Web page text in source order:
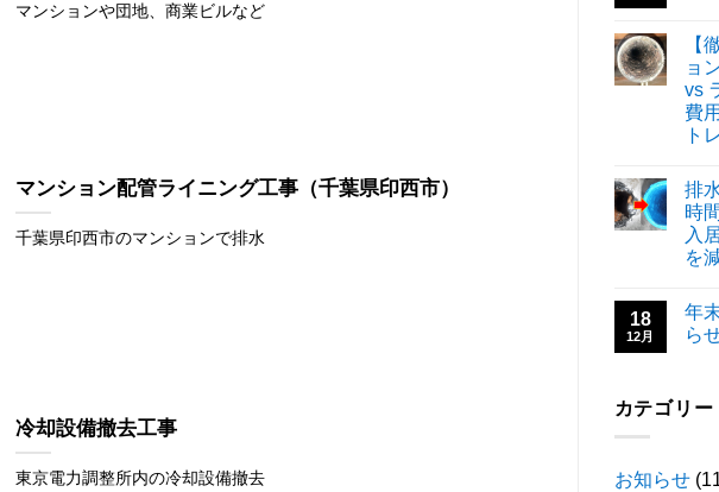
マンションや団地、商業ビルなど
マンション配管ライニング工事（千葉県印西市）
千葉県印西市のマンションで排水
冷却設備撤去工事
東京電力調整所内の冷却設備撤去
【
ョ
vs
費
ト
排
時
入
を
18
12月
年
ら
カテゴリー
お知らせ